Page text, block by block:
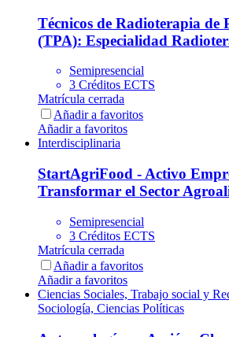
Técnicos de Radioterapia de
(TPA): Especialidad
Semipresencial
3 Créditos ECTS
Matrícula cerrada
Añadir a favoritos
Añadir a favoritos
Interdisciplinaria
StartAgriFood - Activo
Transformar el Sector
Semipresencial
3 Créditos ECTS
Matrícula cerrada
Añadir a favoritos
Añadir a favoritos
Ciencias Sociales, Trabajo social y
Sociología, Ciencias Políticas